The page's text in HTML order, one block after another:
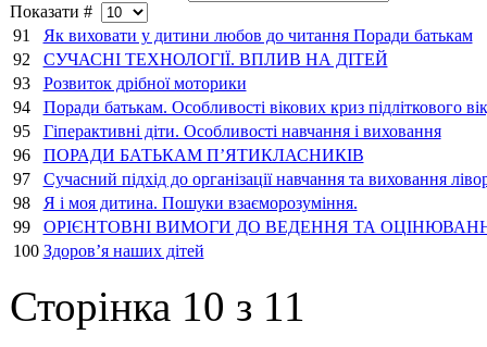
Показати #
91
Як виховати у дитини любов до читання Поради батькам
92
СУЧАСНІ ТЕХНОЛОГІЇ. ВПЛИВ НА ДІТЕЙ
93
Розвиток дрібної моторики
94
Поради батькам. Особливості вікових криз підліткового
95
Гіперактивні діти. Особливості навчання і виховання
96
ПОРАДИ БАТЬКАМ П’ЯТИКЛАСНИКІВ
97
Сучасний підхід до організації навчання та виховання
98
Я і моя дитина. Пошуки взаєморозуміння.
99
ОРІЄНТОВНІ ВИМОГИ ДО ВЕДЕННЯ ТА
100 Здоров’я наших дітей
Сторінка 10 з 11